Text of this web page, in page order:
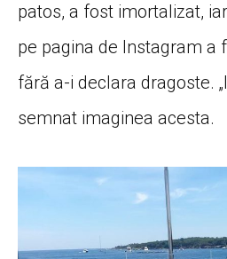
patos, a fost imortalizat,
pe pagina de Instagram a
fără a-i declara dragoste.
semnat imaginea acesta.